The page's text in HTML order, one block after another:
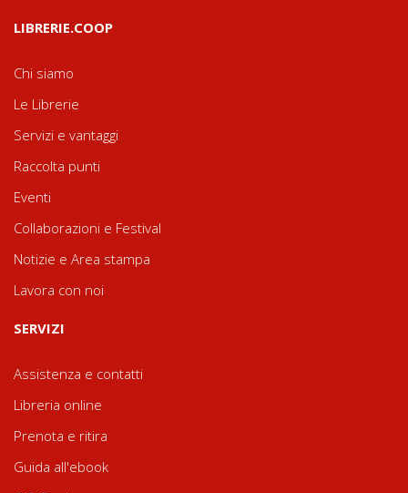
LIBRERIE.COOP
Chi siamo
Le Librerie
Servizi e vantaggi
Raccolta punti
Eventi
Collaborazioni e Festival
Notizie e Area stampa
Lavora con noi
SERVIZI
Assistenza e contatti
Libreria online
Prenota e ritira
Guida all'ebook